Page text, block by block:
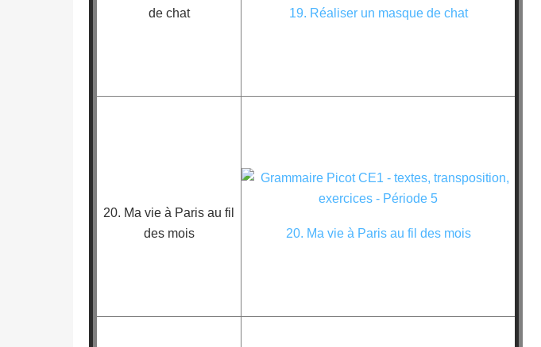
de chat
19. Réaliser un masque de chat
20. Ma vie à Paris au fil
des mois
20. Ma vie à Paris au fil des mois